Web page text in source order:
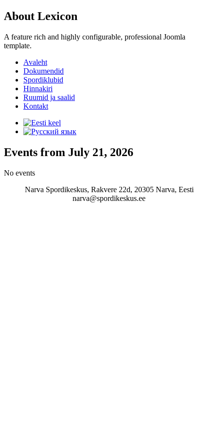
About Lexicon
A feature rich and highly configurable, professional Joomla
template.
Avaleht
Dokumendid
Spordiklubid
Hinnakiri
Ruumid ja saalid
Kontakt
Events from July 21, 2026
No events
Narva Spordikeskus, Rakvere 22d, 20305 Narva, Eesti
narva@spordikeskus.ee